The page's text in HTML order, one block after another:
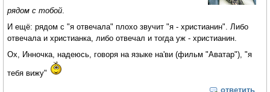
рядом с тобой.
И ещё: рядом с "я отвечала" плохо звучит "я - христианин". Либо
отвечала и христианка, либо отвечал и тогда уж - христианин.
Ох, Инночка, надеюсь, говоря на языке на'ви (фильм "Аватар"), "я
тебя вижу"
ответить